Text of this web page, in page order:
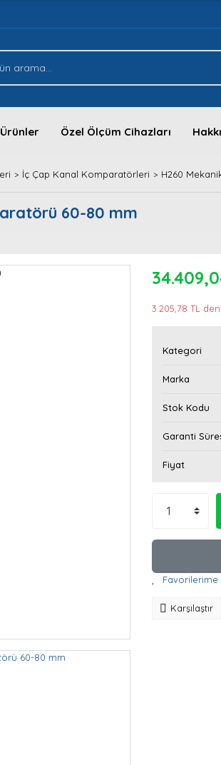
Özel Ölçüm Cihazları
İç Çap Kanal Komparatörleri H260
60-80 mm
3.205,78 TL
Kategori
Marka
Stok Kodu
Garanti
Fiyat
Karşılaştır